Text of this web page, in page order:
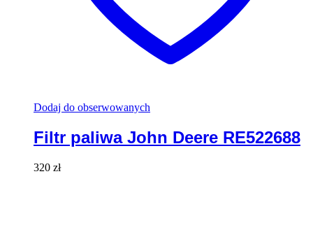
Dodaj do obserwowanych
Filtr paliwa John Deere RE522688
320 zł